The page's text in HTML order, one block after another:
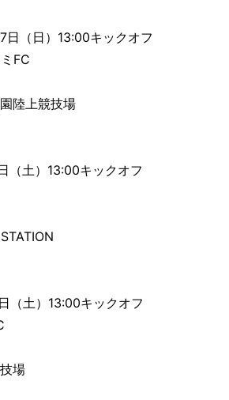
（日）13:00キックオフ
FC
陸上競技場
土）13:00キックオフ
土）13:00キックオフ
場